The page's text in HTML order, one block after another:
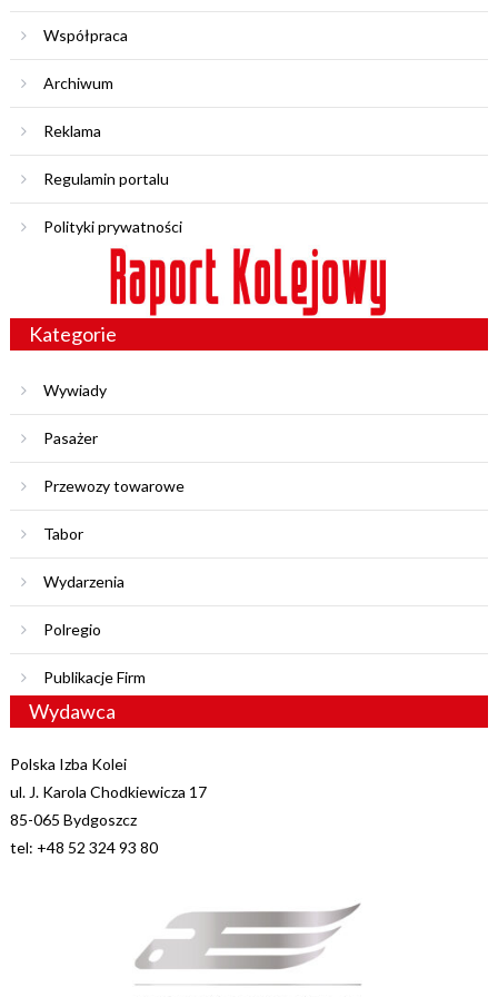
Współpraca
Archiwum
Reklama
Regulamin portalu
Polityki prywatności
Kategorie
Wywiady
Pasażer
Przewozy towarowe
Tabor
Wydarzenia
Polregio
Publikacje Firm
Wydawca
Polska Izba Kolei
ul. J. Karola Chodkiewicza 17
85-065 Bydgoszcz
tel: +48 52 324 93 80